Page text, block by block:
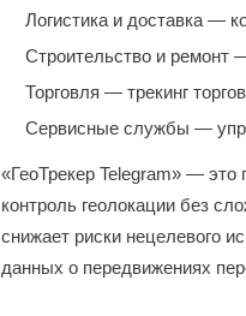
Логистика и доставка —
Строительство и ремонт
Торговля — трекинг
Сервисные службы —
«ГеоТрекер Telegram» — это
контроль геолокации без
снижает риски нецелевого
данных о передвижениях